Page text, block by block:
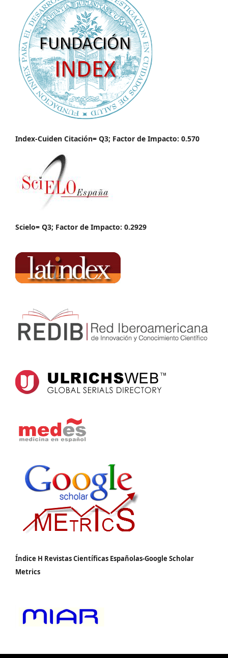
Index-Cuiden Citación= Q3; Factor de Impacto: 0.570
Scielo= Q3; Factor de Impacto: 0.2929
Índice H Revistas Científicas Españolas-Google Scholar
Metrics